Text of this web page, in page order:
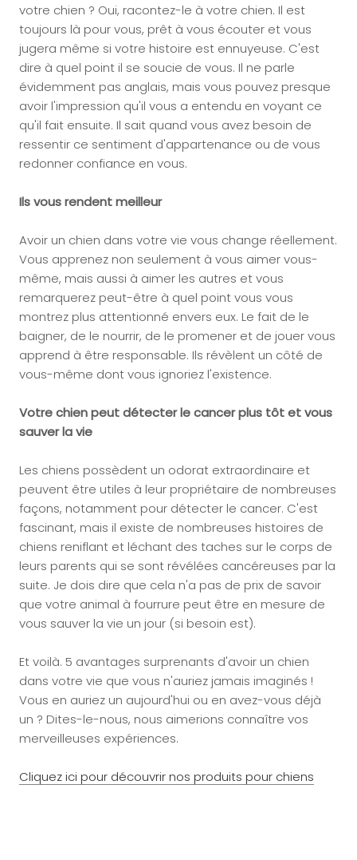
votre chien ? Oui, racontez-le à votre chien. Il est
toujours là pour vous, prêt à vous écouter et vous
jugera même si votre histoire est ennuyeuse. C'est
dire à quel point il se soucie de vous. Il ne parle
évidemment pas anglais, mais vous pouvez presque
avoir l'impression qu'il vous a entendu en voyant ce
qu'il fait ensuite. Il sait quand vous avez besoin de
ressentir ce sentiment d'appartenance ou de vous
redonner confiance en vous.
Ils vous rendent meilleur
Avoir un chien dans votre vie vous change réellement.
Vous apprenez non seulement à vous aimer vous-
même, mais aussi à aimer les autres et vous
remarquerez peut-être à quel point vous vous
montrez plus attentionné envers eux. Le fait de le
baigner, de le nourrir, de le promener et de jouer vous
apprend à être responsable. Ils révèlent un côté de
vous-même dont vous ignoriez l'existence.
Votre chien peut détecter le cancer plus tôt et vous
sauver la vie
Les chiens possèdent un odorat extraordinaire et
peuvent être utiles à leur propriétaire de nombreuses
façons, notamment pour détecter le cancer. C'est
fascinant, mais il existe de nombreuses histoires de
chiens reniflant et léchant des taches sur le corps de
leurs parents qui se sont révélées cancéreuses par la
suite. Je dois dire que cela n'a pas de prix de savoir
que votre animal à fourrure peut être en mesure de
vous sauver la vie un jour (si besoin est).
Et voilà. 5 avantages surprenants d'avoir un chien
dans votre vie que vous n'auriez jamais imaginés !
Vous en auriez un aujourd'hui ou en avez-vous déjà
un ? Dites-le-nous, nous aimerions connaître vos
merveilleuses expériences.
Cliquez ici pour découvrir nos produits pour chiens